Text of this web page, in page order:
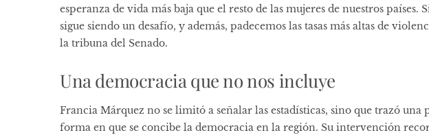
esperanza de vida más baja que el resto de las mujeres de nuestros países.
sigue siendo un desafío, y además, padecemos las tasas más altas de
la tribuna del Senado.
Una democracia que no nos incluye
Francia Márquez no se limitó a señalar las estadísticas, sino que trazó
forma en que se concibe la democracia en la región. Su intervención